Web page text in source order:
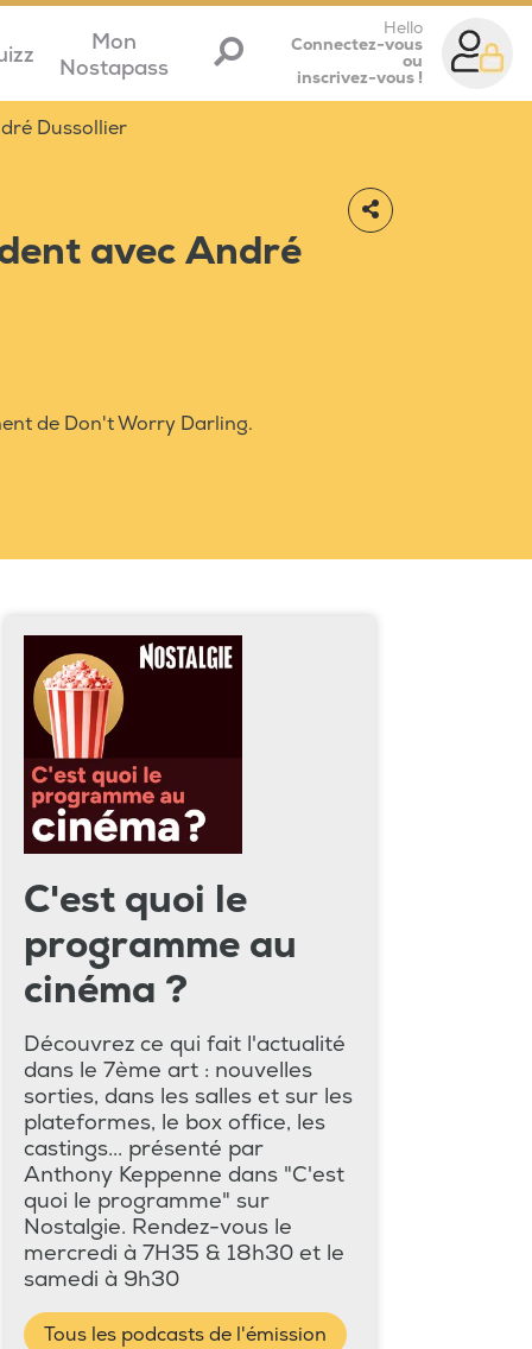
Mon
Nostapass
Hello
Connectez-vous
ou
inscrivez-vous !
Dussollier
avec André
de Don't Worry Darling.
C'est quoi le
programme au
cinéma ?
Découvrez ce qui fait l'actualité
dans le 7ème art : nouvelles
sorties, dans les salles et sur les
plateformes, le box office, les
castings... présenté par
Anthony Keppenne dans "C'est
quoi le programme" sur
Nostalgie. Rendez-vous le
mercredi à 7H35 & 18h30 et le
samedi à 9h30
Tous les podcasts de l'émission